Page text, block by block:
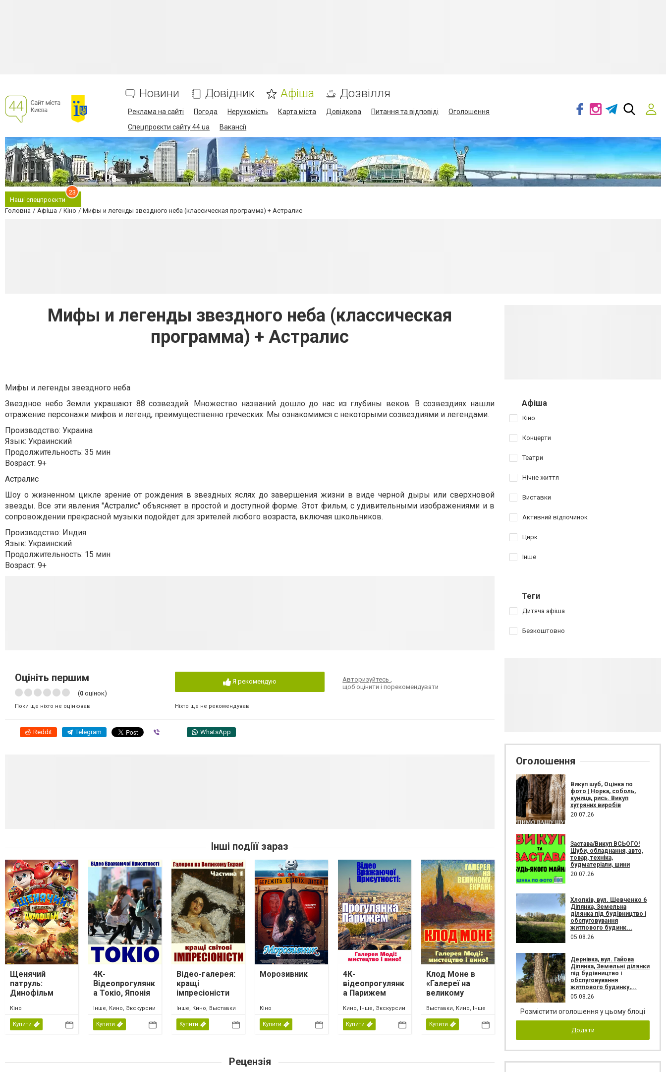
Новини Довідник Афіша Дозвілля
Реклама на сайті Погода Нерухомість Карта міста Довідкова Питання та відповіді
Оголошення
Спецпроєкти сайту 44.ua
Вакансії
Наші спецпроєкти
23
Головна Афіша Кіно Мифы и легенды звездного неба (классическая программа) + Астралис
Мифы и легенды звездного неба (классическая
программа) + Астралис
Мифы и легенды звездного неба
Звездное небо Земли украшают 88 созвездий. Множество названий дошло до нас из глубины веков. В созвездиях нашли
отражение персонажи мифов и легенд, преимущественно греческих. Мы ознакомимся с некоторыми созвездиями и легендами.
Производство: Украина
Язык: Украинский
Продолжительность: 35 мин
Возраст: 9+
Астралис
Шоу о жизненном цикле зрение от рождения в звездных яслях до завершения жизни в виде черной дыры или сверхновой
звезды. Все эти явления "Астралис" объясняет в простой и доступной форме. Этот фильм, с удивительными изображениями и в
сопровождении прекрасной музыки подойдет для зрителей любого возраста, включая школьников.
Производство: Индия
Язык: Украинский
Продолжительность: 15 мин
Возраст: 9+
Оцініть першим
(0 оцінок)
Поки ще ніхто не оцінював
Я рекомендую
Ніхто ще не рекомендував
Авторизуйтесь,
щоб оцінити і порекомендувати
Reddit Telegram WhatsApp
Інші подіїї зараз
Щенячий
патруль:
Динофільм
Кіно
Купити
4К-
Відеопрогулянк
а Токіо, Японія
Інше, Кино, Экскурсии
Купити
Відео-галерея:
кращі
імпресіоністи
Інше, Кино, Выставки
Купити
Морозивник
Кіно
Купити
4К-
відеопрогулянк
а Парижем
Кино, Інше, Экскурсии
Купити
Клод Моне в
«Галереї на
великому
Выставки, Кино, Інше
Купити
Рецензія
Афіша
Кіно
Концерти
Театри
Нічне життя
Виставки
Активний відпочинок
Цирк
Інше
Теги
Дитяча афіша
Безкоштовно
Оголошення
Викуп шуб, Оцінка по
фото | Норка, соболь,
куница, рись. Викуп
хутряних виробів
20.07.26
Застава/Викуп ВСЬОГО!
Шуби, обладнання, авто,
товар, техніка,
будматеріали, шини
20.07.26
Хлопків, вул. Шевченко 6
Ділянка, Земельна
ділянка під будівництво і
обслуговування
житлового будинк...
05.08.26
Дернівка, вул. Гайова
Ділянка, Земельні ділянки
під будівництво і
обслуговування
житлового будинку,...
05.08.26
Розмістити оголошення у цьому блоці
Додати